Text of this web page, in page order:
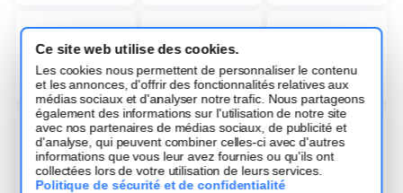
Ce site web utilise des cookies.
Les cookies nous permettent de personnaliser le contenu
et les annonces, d'offrir des fonctionnalités relatives aux
médias sociaux et d'analyser notre trafic. Nous partageons
également des informations sur l'utilisation de notre site
avec nos partenaires de médias sociaux, de publicité et
d'analyse, qui peuvent combiner celles-ci avec d'autres
informations que vous leur avez fournies ou qu'ils ont
collectées lors de votre utilisation de leurs services.
Politique de sécurité et de confidentialité